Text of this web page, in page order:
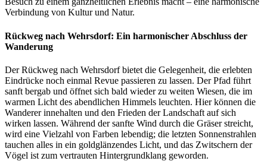
Verbindung von Kultur und Natur.
Rückweg nach Wehrsdorf: Ein harmonischer Abschluss der
Wanderung
Der Rückweg nach Wehrsdorf bietet die Gelegenheit, die erlebten
Eindrücke noch einmal Revue passieren zu lassen. Der Pfad führt
sanft bergab und öffnet sich bald wieder zu weiten Wiesen, die im
warmen Licht des abendlichen Himmels leuchten. Hier können die
Wanderer innehalten und den Frieden der Landschaft auf sich
wirken lassen. Während der sanfte Wind durch die Gräser streicht,
wird eine Vielzahl von Farben lebendig; die letzten Sonnenstrahlen
tauchen alles in ein goldglänzendes Licht, und das Zwitschern der
Vögel ist zum vertrauten Hintergrundklang geworden.